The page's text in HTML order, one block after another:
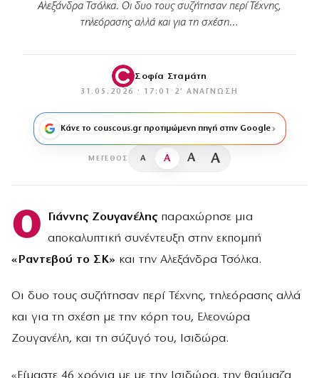
Αλεξάνδρα Τσόλκα. Οι δυο τους συζήτησαν περί Τέχνης,
τηλεόρασης αλλά και για τη σχέση…
Σοφία Σταμάτη
31.05.2026 · 17:01 · 2′ ΑΝΆΓΝΩΣΗ
Κάνε το couscous.gr προτιμώμενη πηγή στην Google
ΜΈΓΕΘΟΣ A A A A
Ο Γιάννης Ζουγανέληςπαραχώρησε μια
αποκαλυπτική συνέντευξη στην εκπομπή
«Ραντεβού το ΣΚ» και την Αλεξάνδρα Τσόλκα.
Οι δυο τους συζήτησαν περί Τέχνης, τηλεόρασης αλλά
και για τη σχέση με την κόρη του, Ελεονώρα
Ζουγανέλη, και τη σύζυγό του, Ισιδώρα.
«Είμαστε 46 χρόνια με με την Ισιδώρα, την θαύμαζα